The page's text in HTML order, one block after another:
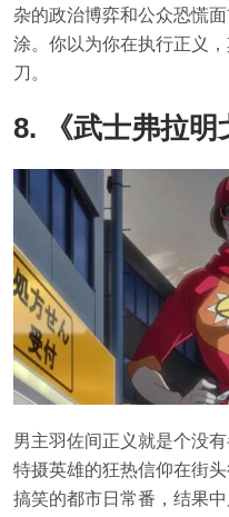
杂的政治博弈和公众恐慌
涂。你以为你在执行正义
刀。
8. 《武士弗拉明
男主羽佐间正义就是个没
特摄英雄的狂热信仰在街
搞笑的都市日常番，结果